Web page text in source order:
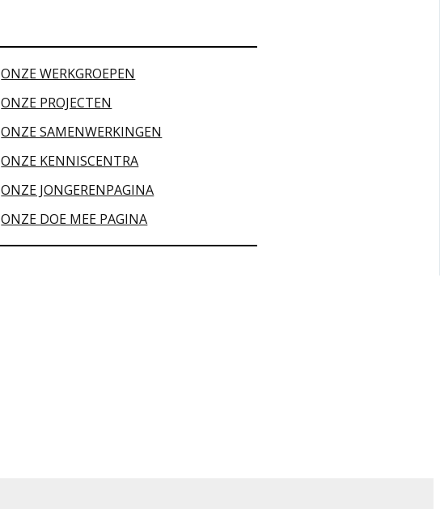
ONZE WERKGROEPEN
ONZE PROJECTEN
ONZE SAMENWERKINGEN
ONZE KENNISCENTRA
ONZE JONGERENPAGINA
ONZE DOE MEE PAGINA